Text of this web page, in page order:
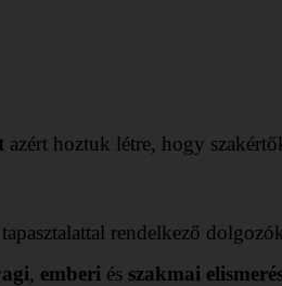
azért hoztuk létre, hogy
rendelkező
, emberi és szakmai